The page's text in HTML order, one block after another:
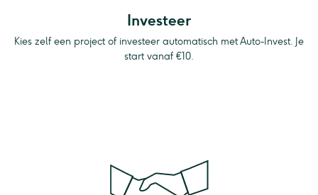
Investeer
Kies zelf een project of investeer automatisch met Auto-Invest. Je
start vanaf €10.